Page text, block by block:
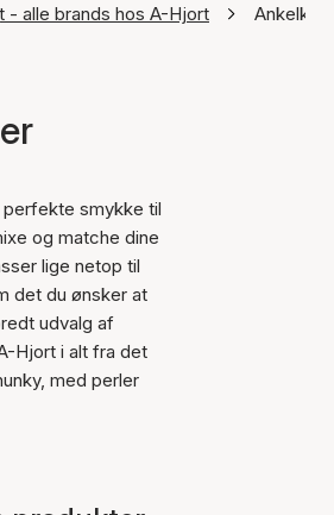
- alle brands hos A-Hjort
smykke til
og matche dine
lige netop til
det du ønsker at
udvalg af
Hjort i alt fra det
med perler